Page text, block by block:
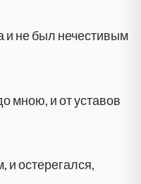
и не был нечестивым
мною, и от уставов
и остерегался,